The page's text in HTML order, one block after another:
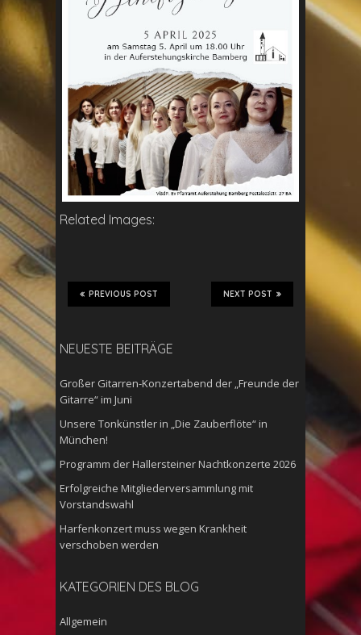
Related Images:
NEXT POST
PREVIOUS POST
NEUESTE BEITRÄGE
Großer Gitarren-Konzertabend der „Freunde der
Gitarre“ im Juni
Unsere Tonkünstler in „Die Zauberflöte“ in
München!
Programm der Hallersteiner Nachtkonzerte 2026
Erfolgreiche Mitgliederversammlung mit
Vorstandswahl
Harfenkonzert muss wegen Krankheit
verschoben werden
KATEGORIEN DES BLOG
Allgemein